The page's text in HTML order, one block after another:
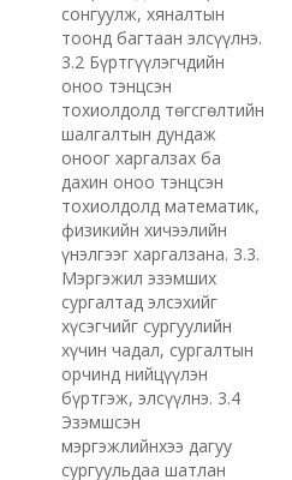
сонгуулж, хяналтын
тоонд багтаан элсүүлнэ.
3.2 Бүртгүүлэгчдийн
оноо тэнцсэн
тохиолдолд төгсгөлтийн
шалгалтын дундаж
оноог харгалзах ба
дахин оноо тэнцсэн
тохиолдолд математик,
физикийн хичээлийн
үнэлгээг харгалзана. 3.3.
Мэргэжил эзэмших
сургалтад элсэхийг
хүсэгчийг сургуулийн
хүчин чадал, сургалтын
орчинд нийцүүлэн
бүртгэж, элсүүлнэ. 3.4
Эзэмшсэн
мэргэжлийнхээ дагуу
сургуульдаа шатлан